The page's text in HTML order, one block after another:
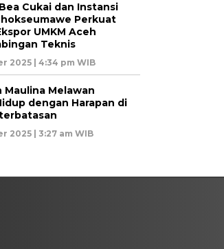
Cukai dan Instansi
Perkuat
UMKM Aceh
Teknis
2025 | 4:34 pm WIB
Maulina Melawan
dengan Harapan di
2025 | 3:27 am WIB